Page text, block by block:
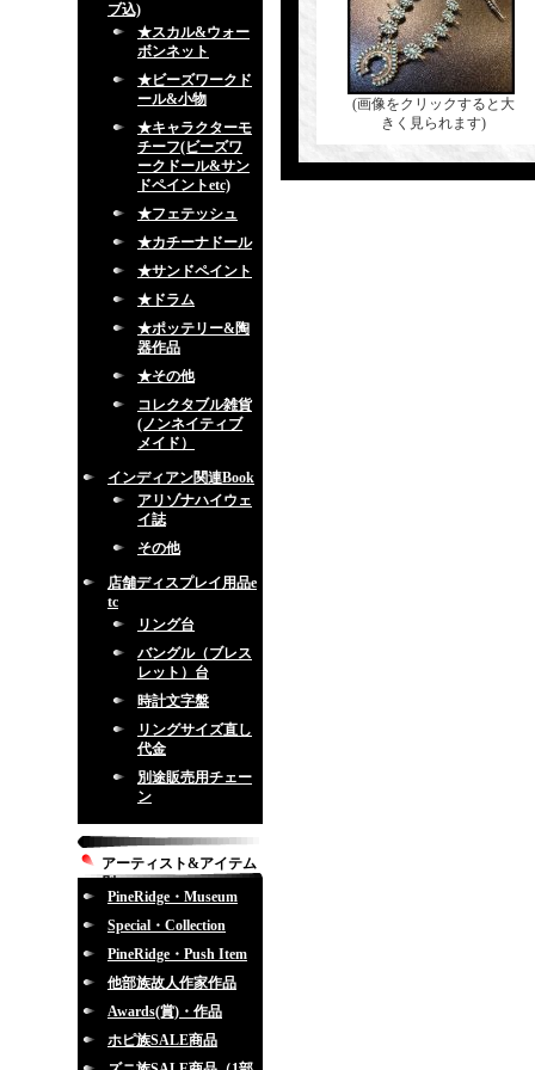
ブ込)
★スカル&ウォー
ボンネット
★ビーズワークド
ール&小物
★キャラクターモ
チーフ(ビーズワ
ークドール&サン
ドペイントetc)
★フェテッシュ
★カチーナドール
★サンドペイント
★ドラム
★ポッテリー&陶
器作品
★その他
コレクタブル雑貨
(ノンネイティブ
メイド）
インディアン関連Book
アリゾナハイウェ
イ誌
その他
店舗ディスプレイ用品e
tc
リング台
バングル（ブレス
レット）台
時計文字盤
リングサイズ直し
代金
別途販売用チェー
ン
アーティスト&アイテム
別
PineRidge・Museum
Special・Collection
PineRidge・Push Item
他部族故人作家作品
Awards(賞)・作品
ホピ族SALE商品
(画像をクリックすると大
きく見られます)